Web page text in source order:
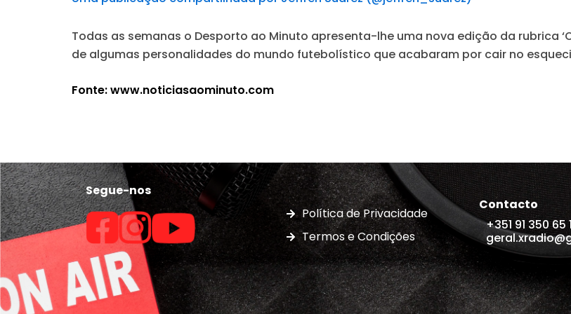
Todas as semanas o Desporto ao Minuto apresenta-lhe uma nova edição da rubrica
de algumas personalidades do mundo futebolístico que acabaram por cair no
Fonte: www.noticiasaominuto.com
Segue-nos
Política de Privacidade
Termos e Condições
Contacto
+351 91 350 65